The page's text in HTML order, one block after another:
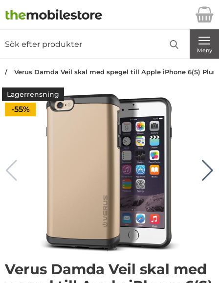
Startsidan för Danira Telecom AB
Meny
Verus Damda Veil skal med spegel till Apple iPhone 6(S) Plus
Lagerrensning
Priset är nedsatt med
-55%
1/8
Verus Damda Veil skal med